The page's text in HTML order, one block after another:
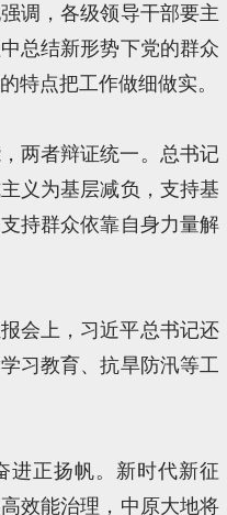
调，各级领导干部要主
总结新形势下党的群众
特点把工作做细做实。
两者辩证统一。总书记
义为基层减负，支持基
持群众依靠自身力量解
会上，习近平总书记还
习教育、抗旱防汛等工
进正扬帆。新时代新征
效能治理，中原大地将